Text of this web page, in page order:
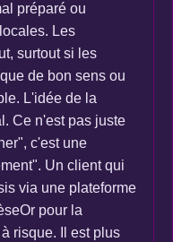
préparé ou
Les
surtout si les
de bon sens ou
L'idée de la
Ce n'est pas juste
c'est une
Un client qui
via une plateforme
pour la
risque. Il est plus